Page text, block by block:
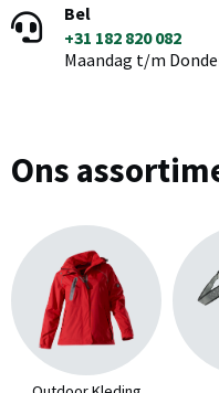
Bel
+31 182 820 082
Maandag t/m
Ons